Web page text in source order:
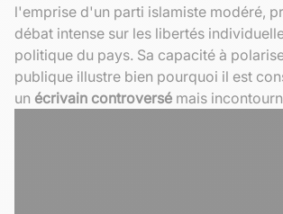
l'emprise d'un parti islamiste modéré,
débat intense sur les libertés
politique du pays. Sa capacité à
publique illustre bien pourquoi il est
un écrivain controversé mais